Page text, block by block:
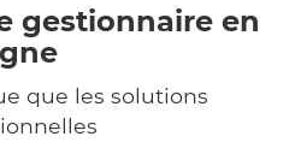
gestionnaire en
que les solutions